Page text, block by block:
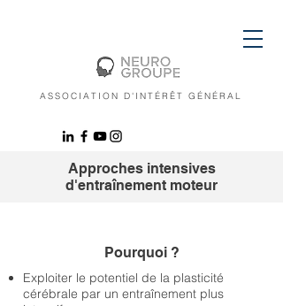
ASSOCIATION D'INTÉRÊT GÉNÉRAL
Pourquoi ?
Exploiter le potentiel de la plasticité
cérébrale par un entraînement plus
Approches intensives
d'entraînement moteur